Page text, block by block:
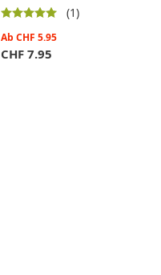
(1)
Ab CHF 5.95
CHF 7.95